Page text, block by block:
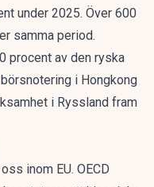
under 2025. Över 600
samma period.
procent av den ryska
börsnotering i Hongkong
i Ryssland fram
inom EU. OECD